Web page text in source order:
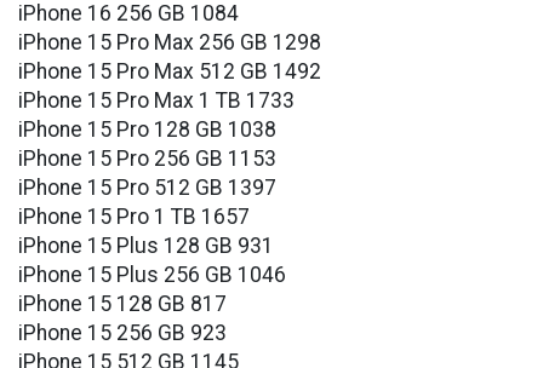
iPhone 16 256 GB 1084
iPhone 15 Pro Max 256 GB 1298
iPhone 15 Pro Max 512 GB 1492
iPhone 15 Pro Max 1 TB 1733
iPhone 15 Pro 128 GB 1038
iPhone 15 Pro 256 GB 1153
iPhone 15 Pro 512 GB 1397
iPhone 15 Pro 1 TB 1657
iPhone 15 Plus 128 GB 931
iPhone 15 Plus 256 GB 1046
iPhone 15 128 GB 817
iPhone 15 256 GB 923
iPhone 15 512 GB 1145